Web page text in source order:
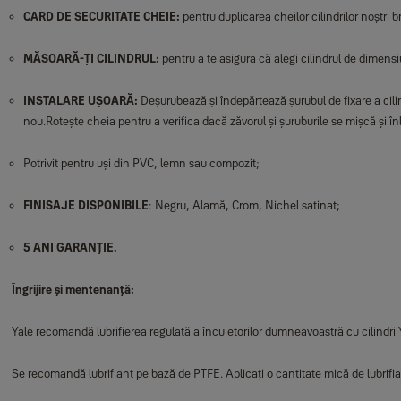
CARD DE SECURITATE CHEIE: pentru duplicarea cheilor cilindrilor noștri
MĂSOARĂ-ȚI CILINDRUL: pentru a te asigura că alegi cilindrul de
INSTALARE UȘOARĂ: Deșurubează și îndepărtează șurubul de fixare a
nou.Rotește cheia pentru a verifica dacă zăvorul și șuruburile se mișcă și
Potrivit pentru uși din PVC, lemn sau compozit;
FINISAJE DISPONIBILE: Negru, Alamă, Crom, Nichel satinat;
5 ANI GARANȚIE.
Îngrijire și mentenanță:
Yale recomandă lubrifierea regulată a încuietorilor dumneavoastră cu
Se recomandă lubrifiant pe bază de PTFE. Aplicați o cantitate mică de